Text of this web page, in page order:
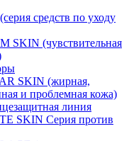
средств по уходу
SKIN (чувствительная
SKIN (жирная,
и проблемная кожа)
линия
SKIN Серия против